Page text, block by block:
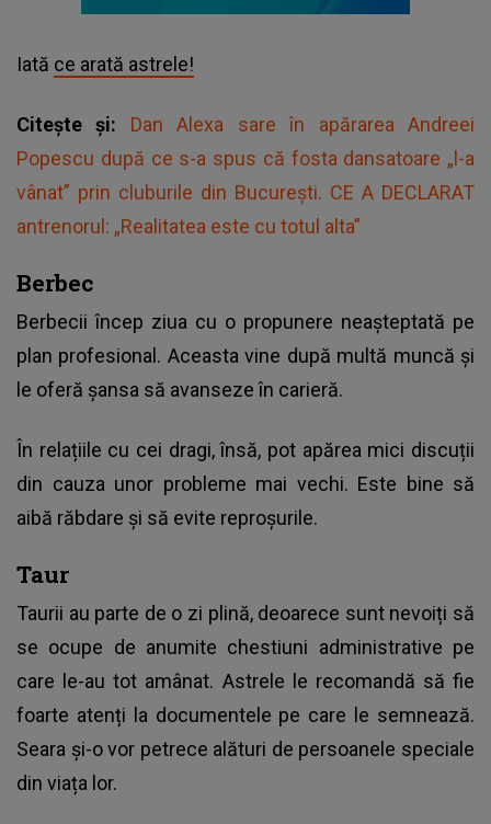
Iată ce arată astrele!
Citește și: Dan Alexa sare în apărarea Andreei
Popescu după ce s-a spus că fosta dansatoare „l-a
vânat” prin cluburile din București. CE A DECLARAT
antrenorul: „Realitatea este cu totul alta”
Berbec
Berbecii încep ziua cu o propunere neașteptată pe
plan profesional. Aceasta vine după multă muncă și
le oferă șansa să avanseze în carieră.
În relațiile cu cei dragi, însă, pot apărea mici discuții
din cauza unor probleme mai vechi. Este bine să
aibă răbdare și să evite reproșurile.
Taur
Taurii au parte de o zi plină, deoarece sunt nevoiți să
se ocupe de anumite chestiuni administrative pe
care le-au tot amânat. Astrele le recomandă să fie
foarte atenți la documentele pe care le semnează.
Seara și-o vor petrece alături de persoanele speciale
din viața lor.